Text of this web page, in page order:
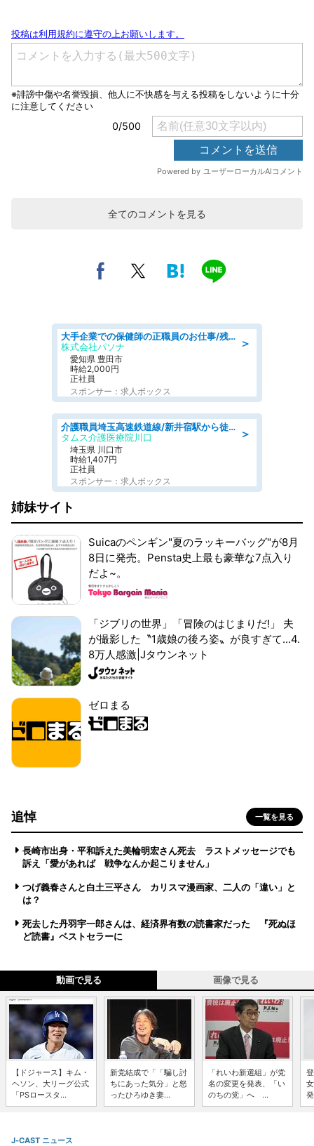
全てのコメントを見る
＞
大手企業での保健師の正職員のお仕事/残業なし/要資格:保健師
株式会社パソナ
愛知県 豊田市
時給2,000円
正社員
スポンサー：求人ボックス
＞
介護職員埼玉高速鉄道線/新井宿駅から徒歩15分/埼玉県/川口市
タムス介護医療院川口
埼玉県 川口市
時給1,407円
正社員
スポンサー：求人ボックス
姉妹サイト
Suicaのペンギン"夏のラッキーバッグ"が8月
8日に発売。Pensta史上最も豪華な7点入り
だよ~。
「ジブリの世界」「冒険のはじまりだ!」 夫
が撮影した〝1歳娘の後ろ姿〟が良すぎて...4.
8万人感激|Jタウンネット
ゼロまる
追悼 一覧を見る
長崎市出身・平和訴えた美輪明宏さん死去 ラストメッセージでも
訴え「愛があれば 戦争なんか起こりません」
つげ義春さんと白土三平さん カリスマ漫画家、二人の「違い」と
は？
死去した丹羽宇一郎さんは、経済界有数の読書家だった 『死ぬほ
ど読書』ベストセラーに
動画で見る 画像で見る
【ドジャース】キム・
ヘソン、大リーグ公式
「PSロースタ...
新党結成で「「騙し討
ちにあった気分」と怒
ったひろゆき妻...
「れいわ新選組」が党
名の変更を発表、「い
のちの党」へ ...
J-CAST ニュース